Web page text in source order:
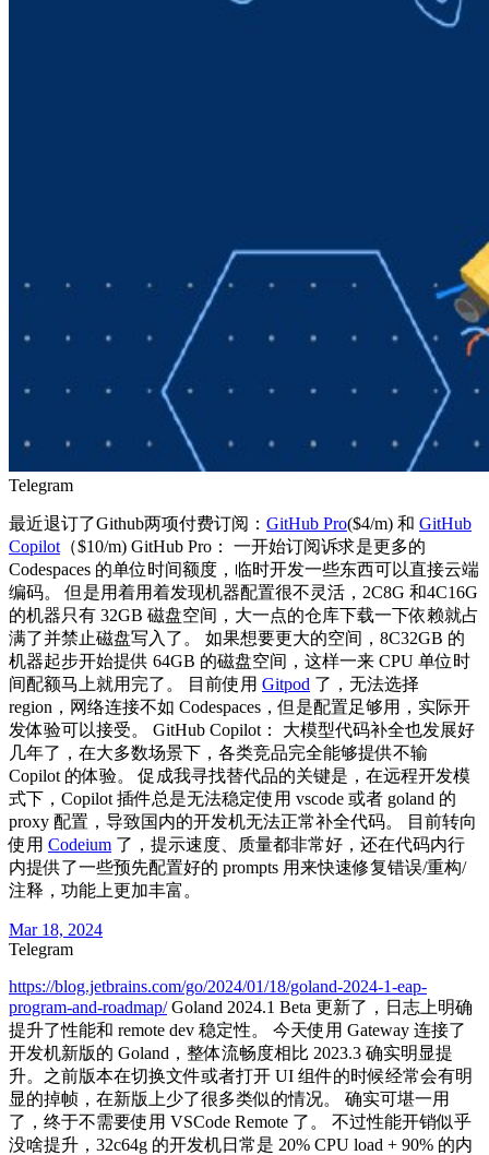
Telegram
最近退订了Github两项付费订阅： GitHub Pro($4/m) 和 GitHub
Copilot （$10/m) GitHub Pro： 一开始订阅诉求是更多的
Codespaces 的单位时间额度，临时开发一些东西可以直接云端
编码。 但是用着用着发现机器配置很不灵活，2C8G 和4C16G
的机器只有 32GB 磁盘空间，大一点的仓库下载一下依赖就占
满了并禁止磁盘写入了。 如果想要更大的空间，8C32GB 的
机器起步开始提供 64GB 的磁盘空间，这样一来 CPU 单位时
间配额马上就用完了。 目前使用 Gitpod 了，无法选择
region，网络连接不如 Codespaces，但是配置足够用，实际开
发体验可以接受。 GitHub Copilot： 大模型代码补全也发展好
几年了，在大多数场景下，各类竞品完全能够提供不输
Copilot 的体验。 促成我寻找替代品的关键是，在远程开发模
式下，Copilot 插件总是无法稳定使用 vscode 或者 goland 的
proxy 配置，导致国内的开发机无法正常补全代码。 目前转向
使用 Codeium 了，提示速度、质量都非常好，还在代码内行
内提供了一些预先配置好的 prompts 用来快速修复错误/重构/
注释，功能上更加丰富。
Mar 18, 2024
Telegram
https://blog.jetbrains.com/go/2024/01/18/goland-2024-1-eap-
program-and-roadmap/Goland 2024.1 Beta 更新了，日志上明确
提升了性能和 remote dev 稳定性。 今天使用 Gateway 连接了
开发机新版的 Goland，整体流畅度相比 2023.3 确实明显提
升。之前版本在切换文件或者打开 UI 组件的时候经常会有明
显的掉帧，在新版上少了很多类似的情况。 确实可堪一用
了，终于不需要使用 VSCode Remote 了。 不过性能开销似乎
没啥提升，32c64g 的开发机日常是 20% CPU load + 90% 的内